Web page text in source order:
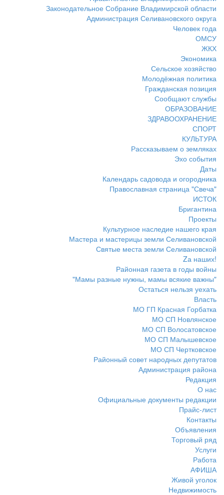
Законодательное Собрание Владимирской области
Администрация Селивановского округа
Человек года
ОМСУ
ЖКХ
Экономика
Сельское хозяйство
Молодёжная политика
Гражданская позиция
Сообщают службы
ОБРАЗОВАНИЕ
ЗДРАВООХРАНЕНИЕ
СПОРТ
КУЛЬТУРА
Рассказываем о земляках
Эхо события
Даты
Календарь садовода и огородника
Православная страница "Свеча"
ИСТОК
Бригантина
Проекты
Культурное наследие нашего края
Мастера и мастерицы земли Селивановской
Святые места земли Селивановской
Zа наших!
Районная газета в годы войны
"Мамы разные нужны, мамы всякие важны"
Остаться нельзя уехать
Власть
МО ГП Красная Горбатка
МО СП Новлянское
МО СП Волосатовское
МО СП Малышевское
МО СП Чертковское
Районный совет народных депутатов
Администрация района
Редакция
О нас
Официальные документы редакции
Прайс-лист
Контакты
Объявления
Торговый ряд
Услуги
Работа
АФИША
Живой уголок
Недвижимость